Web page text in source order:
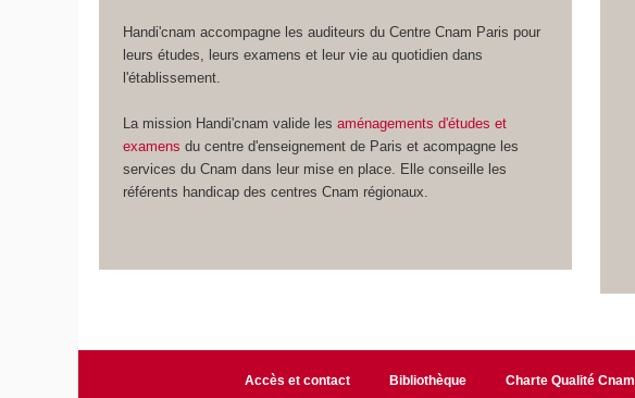
Handi'cnam accompagne les auditeurs du Centre Cnam Paris pour
leurs études, leurs examens et leur vie au quotidien dans
l'établissement.
La mission Handi'cnam valide les aménagements d'études et
examens du centre d'enseignement de Paris et acompagne les
services du Cnam dans leur mise en place. Elle conseille les
référents handicap des centres Cnam régionaux.
Accès et contact Bibliothèque Charte Qualité Cnam